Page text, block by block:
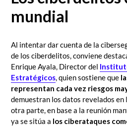
mundial
Al intentar dar cuenta de la
de los ciberdelitos, conviene
Enrique Ayala, Director del
Estratégicos, quien sostiene que
representan cada vez riesgos
demuestran los datos revelados
otra parte, en base a la reunión
ya se sitúa a los ciberataques